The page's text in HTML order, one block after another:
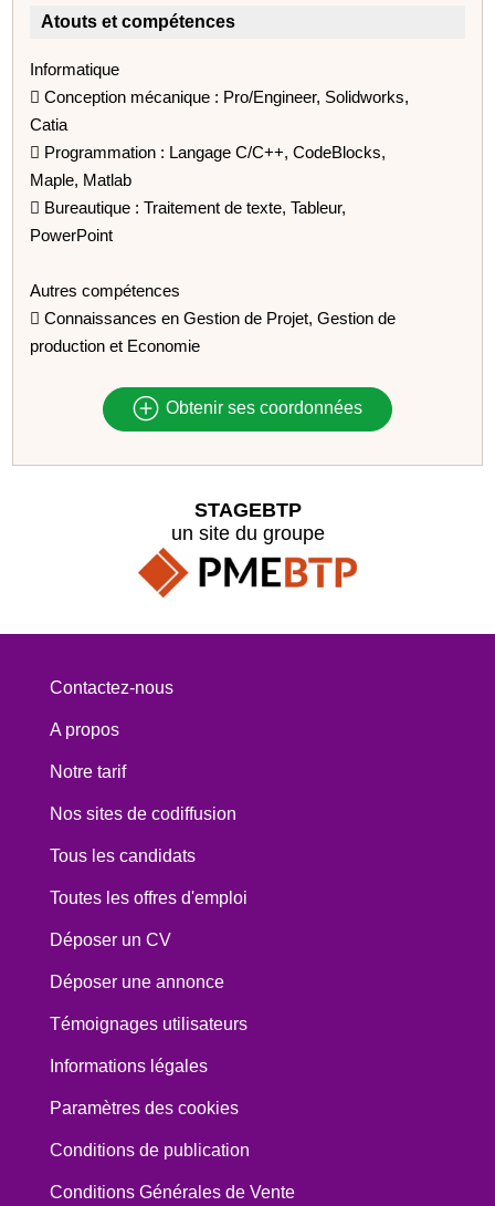
Atouts et compétences
Informatique
 Conception mécanique : Pro/Engineer, Solidworks,
Catia
 Programmation : Langage C/C++, CodeBlocks,
Maple, Matlab
 Bureautique : Traitement de texte, Tableur,
PowerPoint
Autres compétences
 Connaissances en Gestion de Projet, Gestion de
production et Economie
Obtenir ses coordonnées
STAGEBTP
un site du groupe
Contactez-nous
A propos
Notre tarif
Nos sites de codiffusion
Tous les candidats
Toutes les offres d'emploi
Déposer un CV
Déposer une annonce
Témoignages utilisateurs
Informations légales
Paramètres des cookies
Conditions de publication
Conditions Générales de Vente